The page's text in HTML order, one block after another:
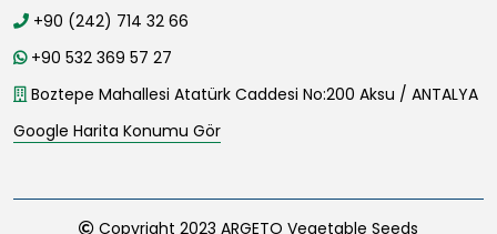
+90 (242) 714 32 66
+90 532 369 57 27
Boztepe Mahallesi Atatürk Caddesi No:200 Aksu / ANTALYA
Google Harita Konumu Gör
Copyright 2023 ARGETO Vegetable Seeds